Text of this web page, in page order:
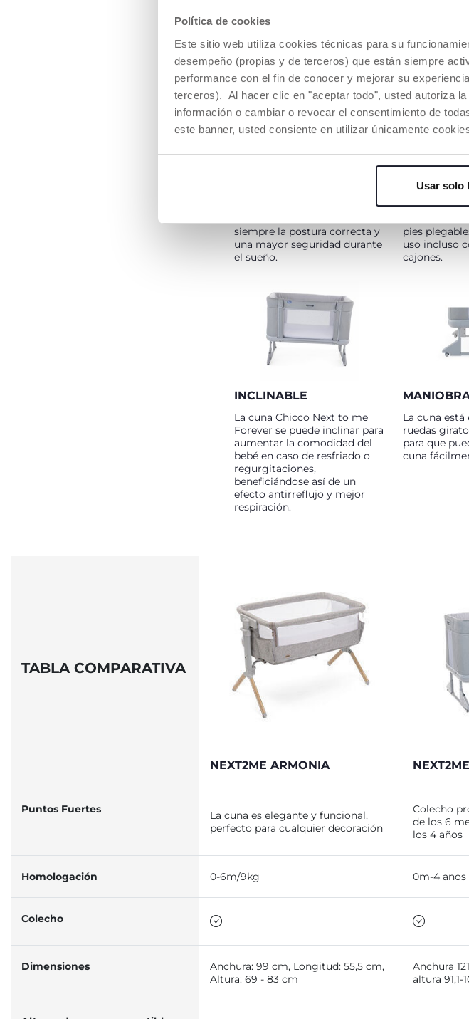
Política de cookies
Este sitio web utiliza cookies técnicas para su
desempeño (propias y de terceros) que están siempre
performance con el fin de conocer y mejorar su
terceros). Al hacer clic en "aceptar todo", usted autoriza
información o cambiar o revocar el consentimiento de
este banner, usted consiente en utilizar únicamente
Usar solo
TRANSPIRABLE
aire, reduciendo así la
bebé, evitando que se hunda.
siempre la postura correcta y
una mayor seguridad durante
el sueño.
CAMAS
puede
tipos de
permiten la
alineación
pies
uso incluso
cajones.
INCLINABLE
La cuna Chicco Next to me
Forever se puede inclinar para
aumentar la comodidad del
bebé en caso de resfriado o
regurgitaciones,
beneficiándose así de un
efecto antirreflujo y mejor
respiración.
La cuna
ruedas
para que
cuna
TABLA COMPARATIVA
NEXT2ME ARMONIA
Puntos Fuertes
La cuna es elegante y funcional,
perfecto para cualquier decoración
Colecho
de los 6
los 4 años
Homologación 0-6m/9kg 0m-4 anos
Colecho
Dimensiones
Anchura: 99 cm, Longitud: 55,5 cm,
Altura: 69 - 83 cm
Anchura
altura 91,1-